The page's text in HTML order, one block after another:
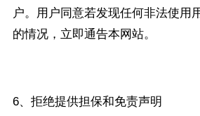
户。用户同意若发现任何非法使用
的情况，立即通告本网站。
6、拒绝提供担保和免责声明